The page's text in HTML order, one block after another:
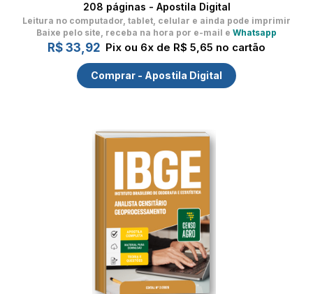
208 páginas - Apostila Digital
Leitura no computador, tablet, celular e ainda pode imprimir
Baixe pelo site, receba na hora por e-mail e Whatsapp
R$ 33,92 Pix ou 6x de R$ 5,65 no cartão
Comprar - Apostila Digital